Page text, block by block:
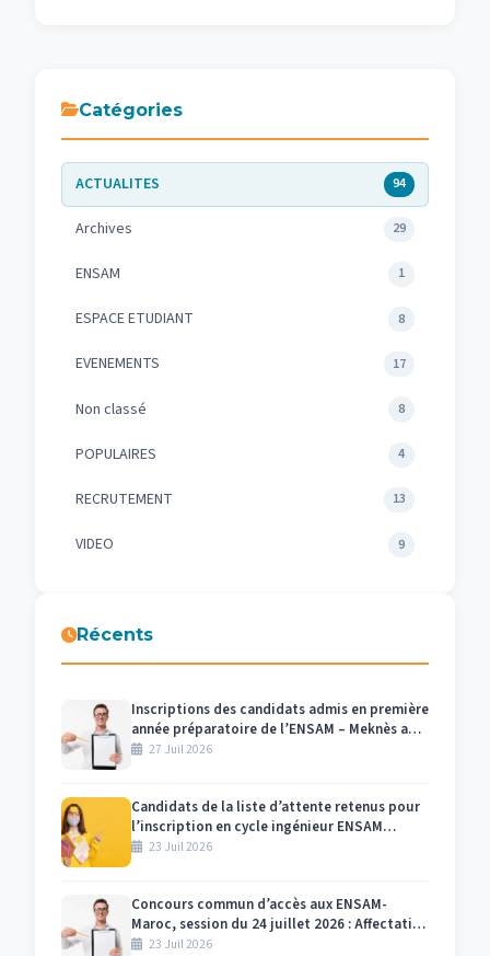
Catégories
ACTUALITES 94
Archives 29
ENSAM 1
ESPACE ETUDIANT 8
EVENEMENTS 17
Non classé 8
POPULAIRES 4
RECRUTEMENT 13
VIDEO 9
Récents
Inscriptions des candidats admis en première
année préparatoire de l’ENSAM – Meknès au
titre de l’année universitaire 2026/2027
27 Juil 2026
Candidats de la liste d’attente retenus pour
l’inscription en cycle ingénieur ENSAM
Meknès 2026-2027
23 Juil 2026
Concours commun d’accès aux ENSAM-
Maroc, session du 24 juillet 2026 : Affectation
des numéros des candidats et des salles par
23 Juil 2026
au SIAM 2024